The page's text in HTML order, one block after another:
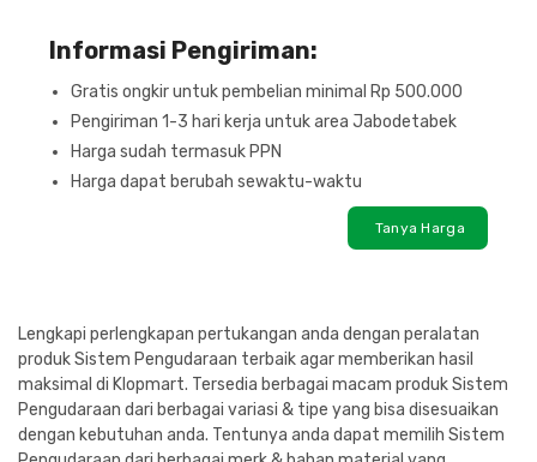
Informasi Pengiriman:
Gratis ongkir untuk pembelian minimal Rp 500.000
Pengiriman 1-3 hari kerja untuk area Jabodetabek
Harga sudah termasuk PPN
Harga dapat berubah sewaktu-waktu
Tanya Harga
Lengkapi perlengkapan pertukangan anda dengan peralatan
produk Sistem Pengudaraan terbaik agar memberikan hasil
maksimal di Klopmart. Tersedia berbagai macam produk Sistem
Pengudaraan dari berbagai variasi & tipe yang bisa disesuaikan
dengan kebutuhan anda. Tentunya anda dapat memilih Sistem